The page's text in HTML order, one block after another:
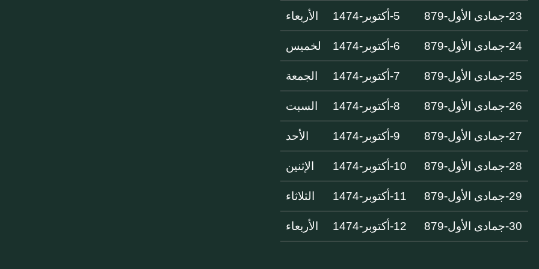
23-جمادى الأول-879 5-أكتوبر-1474 الأربعاء
24-جمادى الأول-879 6-أكتوبر-1474 لخميس
25-جمادى الأول-879 7-أكتوبر-1474 الجمعة
26-جمادى الأول-879 8-أكتوبر-1474 السبت
27-جمادى الأول-879 9-أكتوبر-1474 الأحد
28-جمادى الأول-879 10-أكتوبر-1474 الإثنين
29-جمادى الأول-879 11-أكتوبر-1474 الثلاثاء
30-جمادى الأول-879 12-أكتوبر-1474 الأربعاء